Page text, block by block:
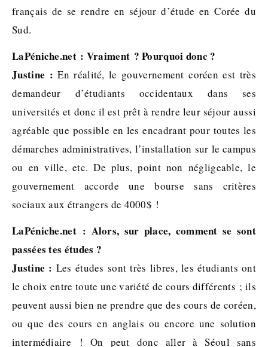
français de se rendre en séjour d’étude en Corée du
Sud.
LaPéniche.net : Vraiment ? Pourquoi donc ?
Justine : En réalité, le gouvernement coréen est très
demandeur d’étudiants occidentaux dans ses
universités et donc il est prêt à rendre leur séjour aussi
agréable que possible en les encadrant pour toutes les
démarches administratives, l’installation sur le campus
ou en ville, etc. De plus, point non négligeable, le
gouvernement accorde une bourse sans critères
sociaux aux étrangers de 4000$ !
LaPéniche.net : Alors, sur place, comment se sont
passées tes études ?
Justine : Les études sont très libres, les étudiants ont
le choix entre toute une variété de cours différents ; ils
peuvent aussi bien ne prendre que des cours de coréen,
ou que des cours en anglais ou encore une solution
intermédiaire ! On peut donc aller à Séoul sans